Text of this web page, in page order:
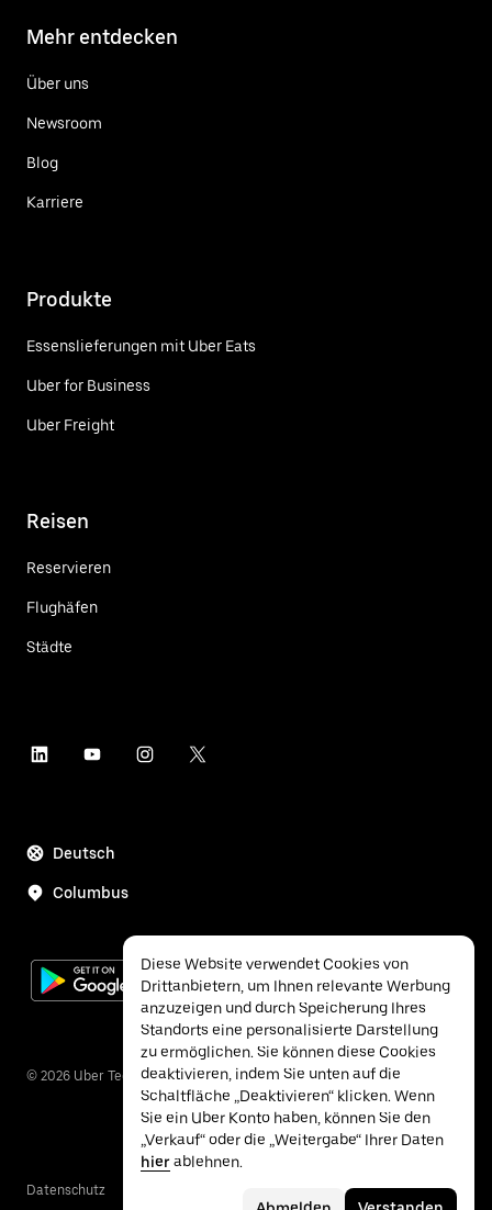
Mehr entdecken
Über uns
Newsroom
Blog
Karriere
Produkte
Essenslieferungen mit Uber Eats
Uber for Business
Uber Freight
Reisen
Reservieren
Flughäfen
Städte
Deutsch
Columbus
© 2026 Uber Technologies Inc.
Datenschutz
Diese Website verwendet Cookies von
Drittanbietern, um Ihnen relevante Werbung
anzuzeigen und durch Speicherung Ihres
Standorts eine personalisierte Darstellung
zu ermöglichen. Sie können diese Cookies
deaktivieren, indem Sie unten auf die
Schaltfläche „Deaktivieren“ klicken. Wenn
Sie ein Uber Konto haben, können Sie den
„Verkauf“ oder die „Weitergabe“ Ihrer Daten
hierablehnen.